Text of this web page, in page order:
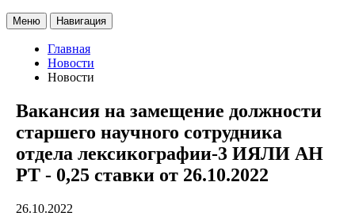
Меню Навигация
Главная
Новости
Новости
Вакансия на замещение должности
старшего научного сотрудника
отдела лексикографии-3 ИЯЛИ АН
РТ - 0,25 ставки от 26.10.2022
26.10.2022